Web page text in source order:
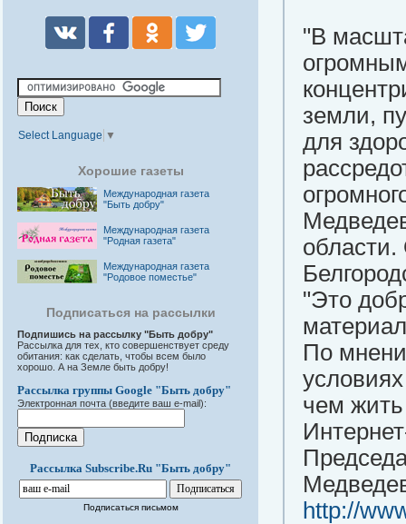
Select Language ▼
Хорошие газеты
Международная газета
"Быть добру"
Международная газета
"Родная газета"
Международная газета
"Родовое поместье"
Подписаться на рассылки
Подпишись на рассылку "Быть добру"
Рассылка для тех, кто совершенствует среду
обитания: как сделать, чтобы всем было
хорошо. А на Земле быть добру!
Рассылка группы Google "Быть добру"
Электронная почта (введите ваш e-mail):
Рассылка Subscribe.Ru "Быть добру"
Подписаться письмом
"В
земли,
для
"Это
По
чем
http://